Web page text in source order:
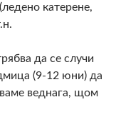
катерене,
да се случи
(9-12 юни) да
веднага, щом